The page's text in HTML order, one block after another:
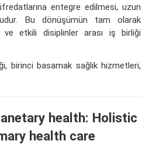
entegre edilmesi, uzun
Bu dönüşümün tam olarak
ve etkili disiplinler arası iş birliği
birinci basamak sağlık hizmetleri,
health: Holistic
health care